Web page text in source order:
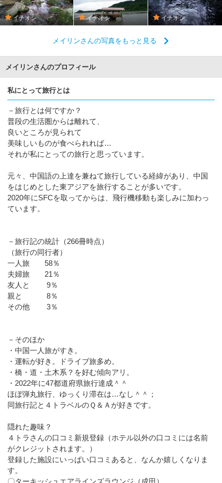
イチオシ イチオシ イチオシ
メイリンさんの写真をもっと見る
メイリンさんのプロフィール
私にとって旅行とは
－旅行とは何ですか？
普段の生活圏からは離れて、
良いところが見られて
美味しいものが食べられれば…
それが私にとっての旅行と思っています。
元々、中国語の上達を兼ねて旅行している経緯があり、中国
をはじめとした東アジアを旅行することが多いです。
2020年にSFCを取ってからは、飛行機移動も楽しみに加わっ
ています。
－旅行記の統計（266冊時点）
（旅行の同行者）
一人旅 58％
夫婦旅 21％
友人と 9％
親と 8％
その他 3％
－そのほか
・中国一人旅がすき。
・運転が好き。ドライブ旅多め。
・橋・道・土木系？を好む傾向アリ。
・2022年に47都道府県旅行達成＾＾
ほぼ弾丸旅行、ゆっくり滞在は…なし＾＾；
同旅行記と４トラベルのＱ＆Ａが好きです。
隠れた趣味？
４トラさんの口コミ新規登録（ホテル以外の口コミには名前
がクレジットされます。）
登録した施設にいっぱい口コミあると、なんか嬉しくなりま
す。
〇ターキッシュエアラインズラウンジ（成田）